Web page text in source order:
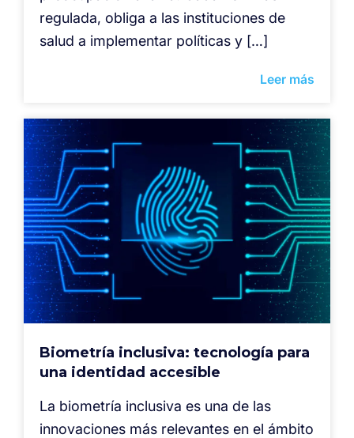
regulada, obliga a las instituciones de
salud a implementar políticas y […]
Leer más
Biometría inclusiva: tecnología para
una identidad accesible
La biometría inclusiva es una de las
innovaciones más relevantes en el ámbito